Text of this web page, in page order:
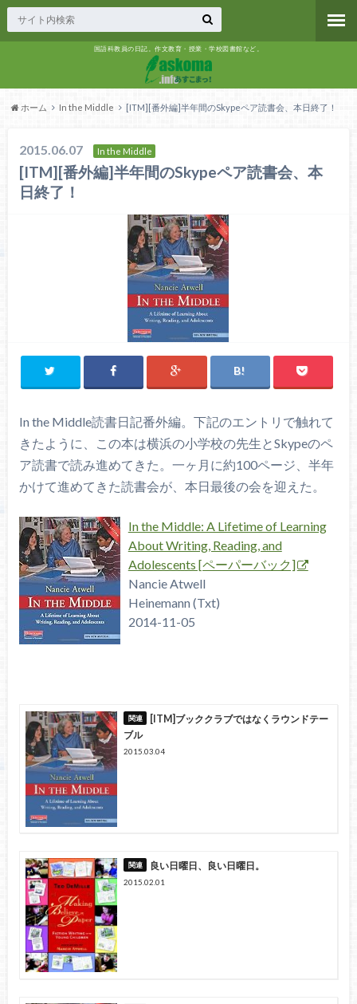
国語科教員の日記。作文教育・授業・学校図書館など。
ホーム In the Middle [ITM][番外編]半年間のSkypeペア読書会、本日終了！
2015.06.07 In the Middle
[ITM][番外編]半年間のSkypeペア読書会、本
日終了！
In the Middle読書日記番外編。下記のエントリで触れて
きたように、この本は横浜の小学校の先生とSkypeのペ
ア読書で読み進めてきた。一ヶ月に約100ページ、半年
かけて進めてきた読書会が、本日最後の会を迎えた。
In the Middle: A Lifetime of Learning
About Writing, Reading, and
Adolescents [ペーパーバック]
Nancie Atwell
Heinemann (Txt)
2014-11-05
[ITM]ブッククラブではなくラウンドテー
ブル
2015.03.04
良い日曜日、良い日曜日。
2015.02.01